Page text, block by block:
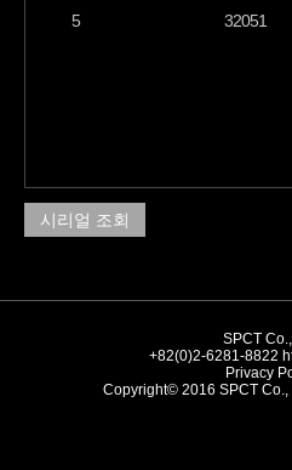
5 32051
시리얼 조회
SPCT
+82(0)2-6281-8822
Privacy
Copyright© 2016 SPCT Co.,